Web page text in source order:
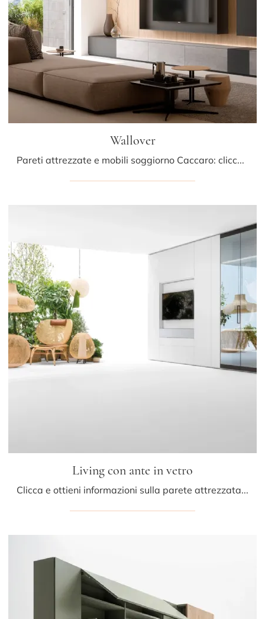
Wallover
Pareti attrezzate e mobili soggiorno Caccaro: clicca e scopri il modello Wallover e potrai completare stanze moderne di ogni genere.
Living con ante in vetro
Clicca e ottieni informazioni sulla parete attrezzata Living con ante in vetro del marchio Caccaro: è la soluzione dalle linee moderne ideale per te.